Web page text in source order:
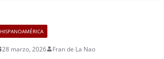
HISPANOAMÉRICA
28 marzo, 2026 Fran de La Nao